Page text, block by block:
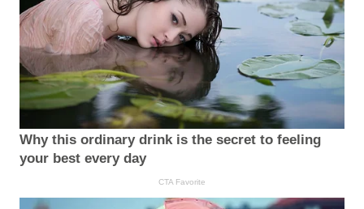
Why this ordinary drink is the secret to feeling
your best every day
CTA Favorite